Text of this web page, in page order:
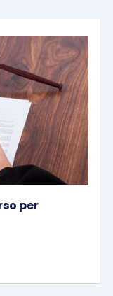
per